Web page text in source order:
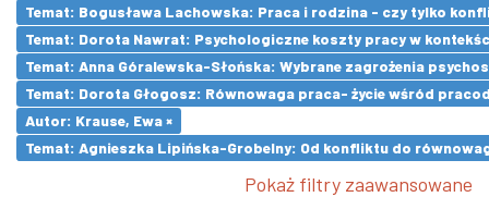
Temat: Bogusława Lachowska: Praca i rodzina - czy tylko
Temat: Dorota Nawrat: Psychologiczne koszty pracy w
Temat: Anna Góralewska-Słońska: Wybrane zagrożenia
Temat: Dorota Głogosz: Równowaga praca- życie wśród
Autor: Krause, Ewa ×
Temat: Agnieszka Lipińska-Grobelny: Od konfliktu do
Pokaż filtry zaawansowane